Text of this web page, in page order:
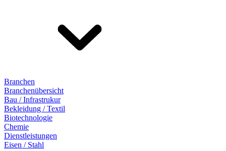
Branchen
Branchenübersicht
Bau / Infrastrukur
Bekleidung / Textil
Biotechnologie
Chemie
Dienstleistungen
Eisen / Stahl